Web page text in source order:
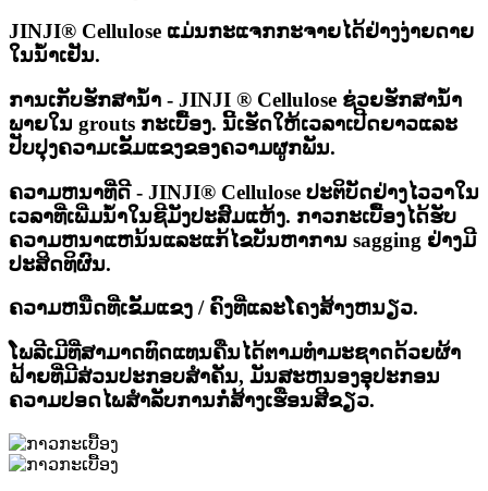
JINJI® Cellulose ແມ່ນກະແຈກກະຈາຍໄດ້ຢ່າງງ່າຍດາຍ
ໃນນ້ໍາເຢັນ.
ການເກັບຮັກສານ້ໍາ - JINJI ® Cellulose ຊ່ວຍຮັກສານ້ໍາ
ພາຍໃນ grouts ກະເບື້ອງ. ນີ້ເຮັດໃຫ້ເວລາເປີດຍາວແລະ
ປັບປຸງຄວາມເຂັ້ມແຂງຂອງຄວາມຜູກພັນ.
ຄວາມຫນາທີ່ດີ - JINJI® Cellulose ປະຕິບັດຢ່າງໄວວາໃນ
ເວລາທີ່ເພີ່ມນ້ໍາໃນຊີມັງປະສົມແຫ້ງ. ກາວກະເບື້ອງໄດ້ຮັບ
ຄວາມຫນາແຫນ້ນແລະແກ້ໄຂບັນຫາການ sagging ຢ່າງມີ
ປະສິດທິຜົນ.
ຄວາມຫນືດທີ່ເຂັ້ມແຂງ / ຄົງທີ່ແລະໂຄງສ້າງຫນຽວ.
ໂພລີເມີທີ່ສາມາດທົດແທນຄືນໄດ້ຕາມທໍາມະຊາດດ້ວຍຜ້າ
ຝ້າຍທີ່ມີສ່ວນປະກອບສໍາຄັນ, ມັນສະຫນອງອຸປະກອນ
ຄວາມປອດໄພສໍາລັບການກໍ່ສ້າງເຮືອນສີຂຽວ.